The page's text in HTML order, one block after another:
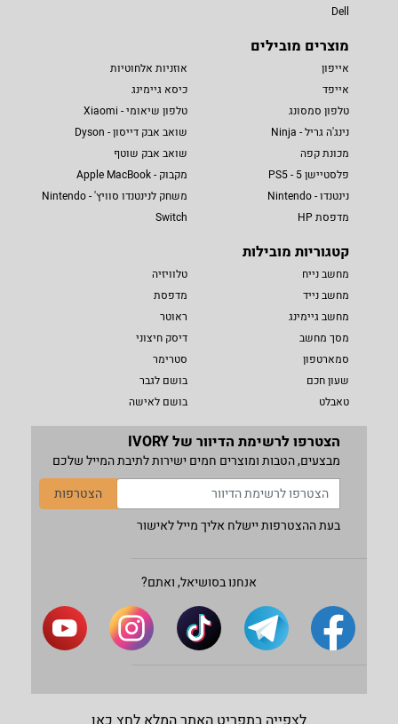
Dell
מוצרים מובילים
אייפון
אייפד
טלפון סמסונג
נינג'ה גריל - Ninja
מכונת קפה
פלסטיישן 5 - PS5
נינטנדו - Nintendo
מדפסת HP
אוזניות אלחוטיות
כיסא גיימינג
טלפון שיאומי - Xiaomi
שואב אבק דייסון - Dyson
שואב אבק שוטף
מקבוק - Apple MacBook
משחק לנינטנדו סוויץ' - Nintendo
Switch
קטגוריות מובילות
מחשב נייח
מחשב נייד
מחשב גיימינג
מסך מחשב
סמארטפון
שעון חכם
טאבלט
טלוויזיה
מדפסת
ראוטר
דיסק חיצוני
סטרימר
בושם לגבר
בושם לאישה
הצטרפו לרשימת הדיוור של IVORY
מבצעים, הטבות ומוצרים חמים ישירות לתיבת המייל שלכם
הצטרפות
בעת ההצטרפות יישלח אליך מייל לאישור
אנחנו בסושיאל, ואתם?